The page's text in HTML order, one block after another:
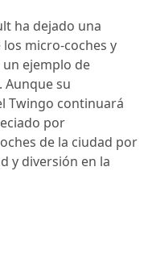
ha dejado una
micro-coches y
ejemplo de
Aunque su
Twingo continuará
por
de la ciudad por
y diversión en la